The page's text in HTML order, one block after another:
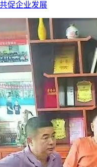
促企业发展